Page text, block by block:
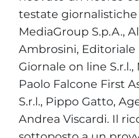
testate giornalistiche
MediaGroup S.p.A.,
Ambrosini, Editoriale
Giornale on line S.r.l.,
Paolo Falcone First
S.r.l., Pippo Gatto,
Andrea Viscardi. Il